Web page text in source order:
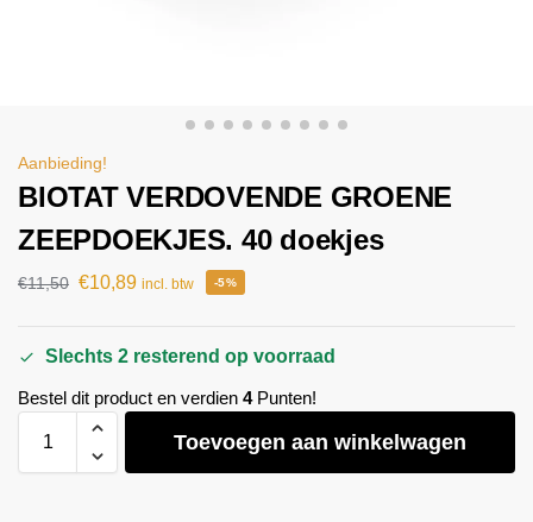
Aanbieding!
BIOTAT VERDOVENDE GROENE
ZEEPDOEKJES. 40 doekjes
€11,50 €10,89 incl. btw -5%
Slechts 2 resterend op voorraad
Bestel dit product en verdien 4Punten!
Toevoegen aan winkelwagen